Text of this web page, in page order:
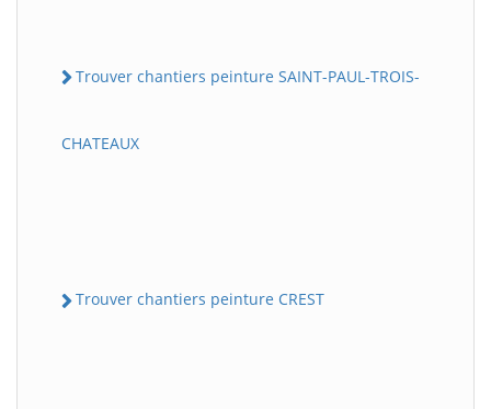
Trouver chantiers peinture SAINT-PAUL-TROIS-
CHATEAUX
Trouver chantiers peinture CREST